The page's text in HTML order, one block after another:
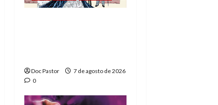
Doc Pastor
7 de agosto de 2026
0